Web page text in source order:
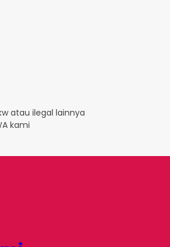
atau ilegal lainnya
kami